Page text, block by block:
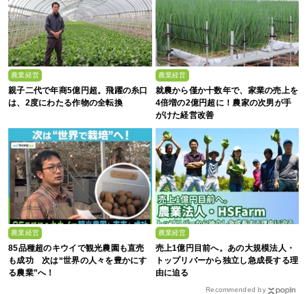
農業経営
親子二代で年商5億円超。飛躍の糸口
は、2度にわたる作物の全転換
農業経営
就農から僅か十数年で、家業の売上を
4倍増の2億円超に！農家の次男が手
がけた経営改善
農業経営
85品種超のキウイで観光農園も直売
も成功 次は“世界の人々を豊かにす
る農業”へ！
農業経営
売上1億円目前へ。あの大規模法人・
トップリバーから独立し急成長する理
由に迫る
Recommended by